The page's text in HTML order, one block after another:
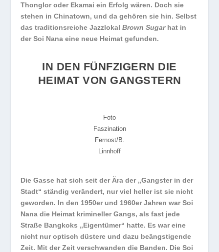
Thonglor oder Ekamai ein Erfolg wären. Doch sie
stehen in Chinatown, und da gehören sie hin. Selbst
das traditionsreiche JazzlokalBrown Sugarhat in
der Soi Nana eine neue Heimat gefunden.
IN DEN FÜNFZIGERN DIE
HEIMAT VON GANGSTERN
Foto
Faszination
Fernost/B.
Linnhoff
Die Gasse hat sich seit der Ära der „Gangster in der
Stadt“ ständig verändert, nur viel heller ist sie nicht
geworden. In den 1950er und 1960er Jahren war Soi
Nana die Heimat krimineller Gangs, als fast jede
Straße Bangkoks „Eigentümer“ hatte. Es war eine
nicht nur optisch düstere und dazu beängstigende
Zeit. Mit der Zeit verschwanden die Banden. Die Soi